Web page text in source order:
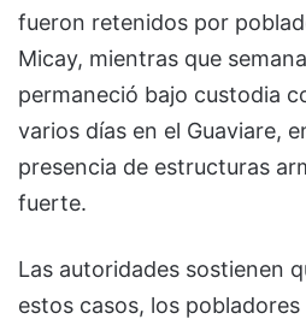
fueron retenidos por
Micay, mientras que
permaneció bajo custodia
varios días en el Guaviare,
presencia de estructuras
fuerte.
Las autoridades sostienen
estos casos, los